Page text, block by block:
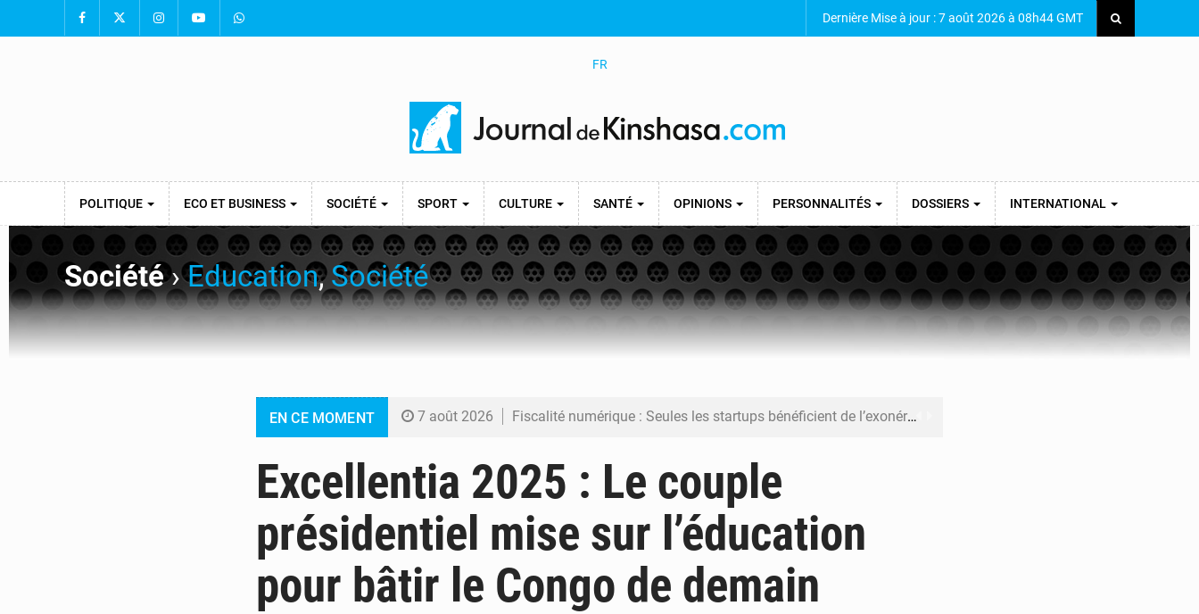
Dernière Mise à jour : 7 août 2026 à 08h44 GMT
FR
POLITIQUE ECO ET BUSINESS SOCIÉTÉ SPORT CULTURE SANTÉ OPINIONS PERSONNALITÉS DOSSIERS INTERNATIONAL
Société›Education,Société
EN CE MOMENT 7 août 2026 Fiscalité numérique : Seules les startups bénéficient de l’exonération, mais l’arrêté interministériel reste en vigueur (Mise au point)
6 août 2026 Comment des milliers d’Africains protègent et font fructifier leur argent avec l’USDT
6 août 2026 RDC : Raïssa Malu lance les préparatifs d’une Table ronde nationale sur l’éducation inclusive des enfants handicapés
6 août 2026 Shadary et Minaku enfin transférés à l’auditorat militaire après 200 jours d’opacité
Excellentia 2025 : Le couple
présidentiel mise sur l’éducation
pour bâtir le Congo de demain